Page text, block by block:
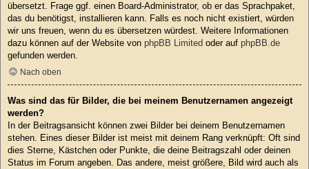
übersetzt. Frage ggf. einen Board-Administrator, ob er das Sprachpaket,
das du benötigst, installieren kann. Falls es noch nicht existiert, würden
wir uns freuen, wenn du es übersetzen würdest. Weitere Informationen
dazu können auf der Website von phpBB Limited oder auf phpBB.de
gefunden werden.
Nach oben
Was sind das für Bilder, die bei meinem Benutzernamen angezeigt
werden?
In der Beitragsansicht können zwei Bilder bei deinem Benutzernamen
stehen. Eines dieser Bilder ist meist mit deinem Rang verknüpft: Oft sind
dies Sterne, Kästchen oder Punkte, die deine Beitragszahl oder deinen
Status im Forum angeben. Das andere, meist größere, Bild wird auch als